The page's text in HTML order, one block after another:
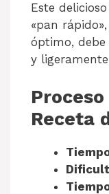
Este
«pan
óptimo,
y
Receta